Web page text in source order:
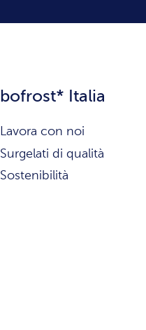
bofrost* Italia
Lavora con noi
Surgelati di qualità
Sostenibilità